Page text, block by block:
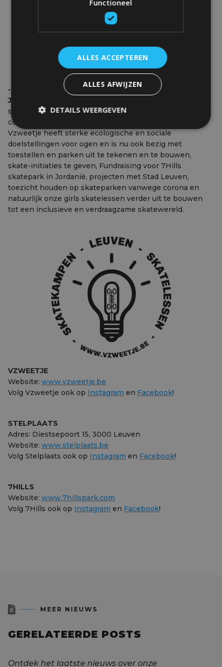
- Waar zijn jullie nu mee bezig?
Jasper
skatelessen, omdat het even heeft stilgelegen met
corona. De -12 jarige mogen nog skateles volgen.
Vzweetje heeft sterke ecologische en sociale
doelstellingen voor ogen en is nu ook bezig met
toestellen en parken uit te tekenen en te bouwen,
skate-initiaties te geven, Fundraising voor 7Hills
skatepark in Jordanië, projecten met Stad Leuven,
toezicht houden op skateparken vanwege corona en
natuurlijk onze girls skatelessen verder uit te bouwen
tot een inclusieve en verdraagzame skatewereld.
VZWEETJE
Website: www.vzweetje.be
Volg Vzweetje ook op Instagram en Facebook!
STELPLAATS
Adres: Diestsepoort 15, 3000 Leuven
Website: www.stelplaats.be
Volg Stelplaats ook op Instagram en Facebook!
7HILLS
Website: www.7hillspark.com
Volg 7Hills ook op Instagram en Facebook!
 MEER NIEUWS
GERELATEERDE POSTS
Ontdek het laatste nieuws over onze
Functioneel
ALLES ACCEPTEREN
ALLES AFWIJZEN
DETAILS WEERGEVEN